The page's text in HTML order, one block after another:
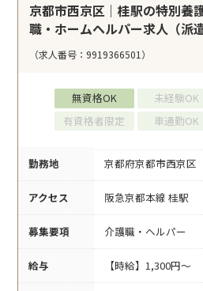
京都市西京区｜桂駅の特別養
職・ホームヘルパー求人（派遣
（求人番号：9919366501）
無資格OK 未経験OK
有資格者限定
車通勤OK
勤務地 京都府京都市西京区
アクセス 阪急京都本線 桂駅
募集要項 介護職・ヘルパー
給与 【時給】1,300円～